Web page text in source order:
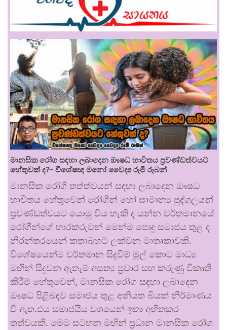
මානසික රෝග සඳහා ලබාදෙන ඖෂධ භාවිතය ප්‍රචණ්ඩත්වයට
හේතුවක් ද?- විශේෂඥ මනෝ වෛද්‍ය රූමි රූබන්
මානසික රෝගී තත්ත්වයන් සඳහා ලබාදෙන ඖෂධ
භාවිතය හේතුවෙන් රෝගීන් හෝ සාමාන්‍ය පුද්ගලයන්
ප්‍රචණ්ඩත්වයට යොමු විය හැකි ද යන්න වර්තමානයේ
රෝගීන්ගේ භාරකරුවන් මෙන්ම පොදු සමාජය තුළ ද
නිරන්තරයෙන් කතාබහට ලක්වන මාතෘකාවකි.
විශේෂයෙන්ම වර්තමාන සිදුවීම් මුල් කොට මාධ්‍ය
මඟින් සිදුවන ඇතැම් අසත්‍ය ප්‍රචාර සහ කරුණු විකෘති
කිරීම් හේතුවෙන්, මානසික රෝග සඳහා ලබාදෙන
ඖෂධ පිළිබඳව සමාජය තුළ අනියත බියක් නිර්මාණය
වී ඇත.එය සමාජයීය වශයෙන් ඉතා අහිතකර
තත්වයකි. මෙම සටහන මඟින් ප්‍රධාන මානසික රෝග